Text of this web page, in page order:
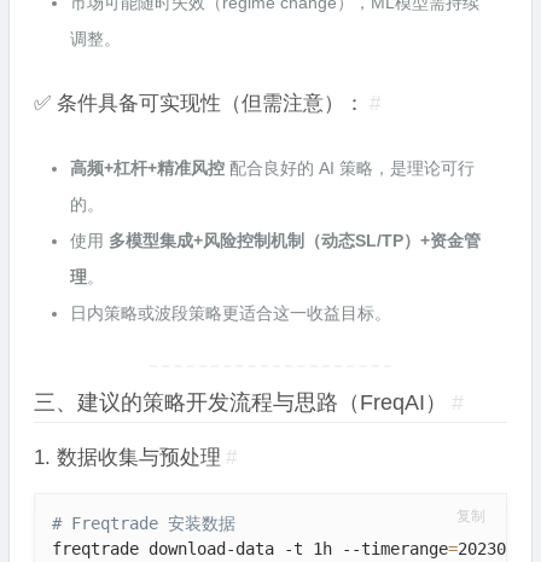
调整。
✅ 条件具备可实现性（但需注意）： #
高频+杠杆+精准风控 配合良好的 AI 策略，是理论可行
的。
使用 多模型集成+风险控制机制（动态SL/TP）+资金管
理。
日内策略或波段策略更适合这一收益目标。
三、建议的策略开发流程与思路（FreqAI） #
1. 数据收集与预处理 #
# Freqtrade 安装数据
freqtrade download-data -t 1h --timerange=
复制